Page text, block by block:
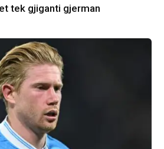
tek gjiganti gjerman